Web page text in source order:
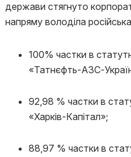
держави стягнуто
напряму володіла
100% частки в
«Татнєфть-АЗС-
92,98 % частки в
«Харків-Капітал»;
88,97 % частки в